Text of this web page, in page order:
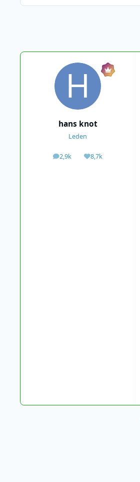
hans knot
Leden
2,9k
berichten8,7k
Waardering